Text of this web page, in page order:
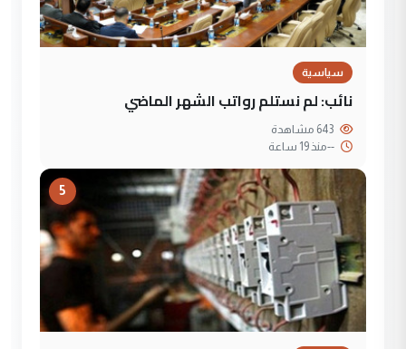
سياسية
نائب: لم نستلم رواتب الشهر الماضي
--منذ 19 ساعة
5